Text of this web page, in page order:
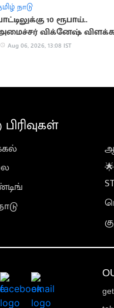
நாடு
10 ரூபாய்..
விக்னேஷ்
Aug 06, 2026, 13:08 IST